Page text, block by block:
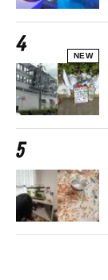
NEW